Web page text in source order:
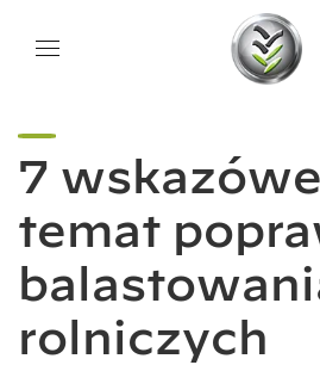
7
temat
rolniczych